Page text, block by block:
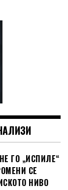
ГО „ИСПИЛЕ“
СЕ
НИВО